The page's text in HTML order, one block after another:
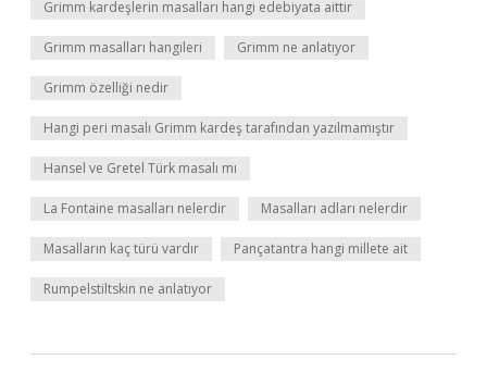
Grimm kardeşlerin masalları hangi edebiyata aittir
Grimm masalları hangileri Grimm ne anlatıyor
Grimm özelliği nedir
Hangi peri masalı Grimm kardeş tarafından yazılmamıştır
Hansel ve Gretel Türk masalı mı
La Fontaine masalları nelerdir Masalları adları nelerdir
Masalların kaç türü vardır Pançatantra hangi millete ait
Rumpelstiltskin ne anlatıyor